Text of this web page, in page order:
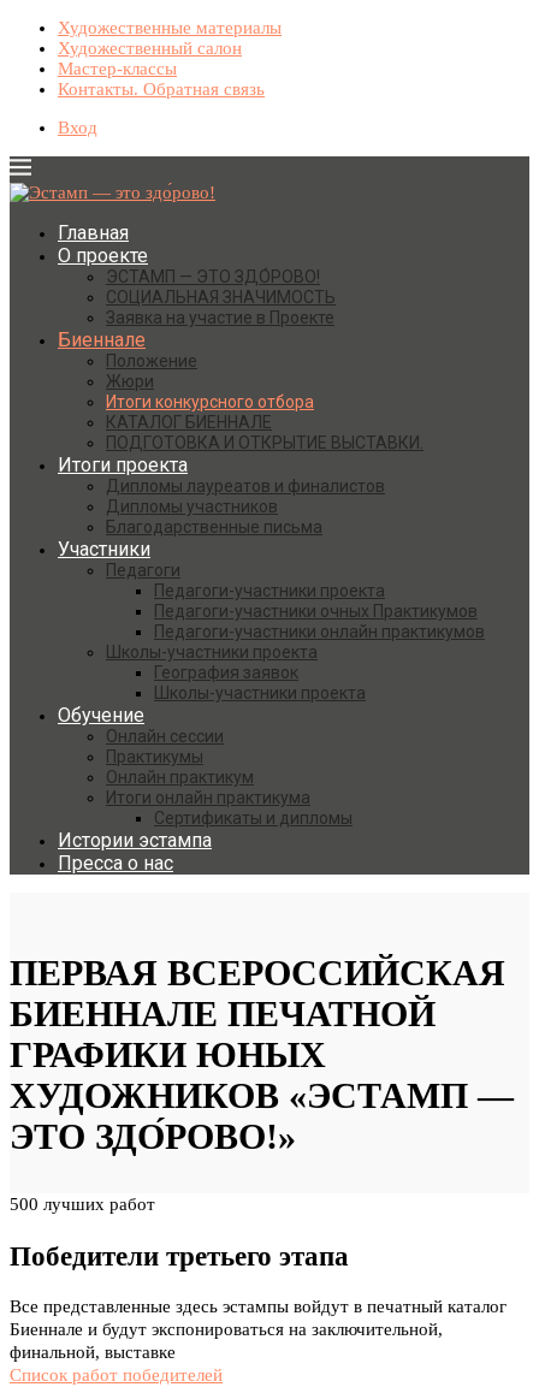
Художественные материалы
Художественный салон
Мастер-классы
Контакты. Обратная связь
Вход
Главная
О проекте
ЭСТАМП — ЭТО ЗДО́РОВО!
СОЦИАЛЬНАЯ ЗНАЧИМОСТЬ
Заявка на участие в Проекте
Биеннале
Положение
Жюри
Итоги конкурсного отбора
КАТАЛОГ БИЕННАЛЕ
ПОДГОТОВКА И ОТКРЫТИЕ ВЫСТАВКИ.
Итоги проекта
Дипломы лауреатов и финалистов
Дипломы участников
Благодарственные письма
Участники
Педагоги
Педагоги-участники проекта
Педагоги-участники очных Практикумов
Педагоги-участники онлайн практикумов
Школы-участники проекта
География заявок
Школы-участники проекта
Обучение
Онлайн сессии
Практикумы
Онлайн практикум
Итоги онлайн практикума
Сертификаты и дипломы
Истории эстампа
Пресса о нас
ПЕРВАЯ ВСЕРОССИЙСКАЯ
БИЕННАЛЕ ПЕЧАТНОЙ
ГРАФИКИ ЮНЫХ
ХУДОЖНИКОВ «ЭСТАМП —
ЭТО ЗДО́РОВО!»
500 лучших работ
Победители третьего этапа
Все представленные здесь эстампы войдут в печатный каталог
Биеннале и будут экспонироваться на заключительной,
финальной, выставке
Список работ победителей